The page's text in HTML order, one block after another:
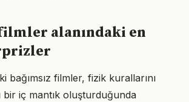
filmler alanındaki en
bağımsız filmler, fizik kurallarını
bir iç mantık oluşturduğunda